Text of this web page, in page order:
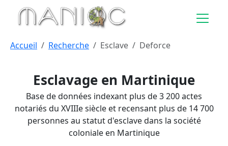
Aller au contenu principal
Esclavage en Martinique
Base de données indexant plus de 3 200 actes
notariés du XVIIIe siècle et recensant plus de 14 700
personnes au statut d'esclave dans la société
coloniale en Martinique
Accueil Recherche Esclave Deforce